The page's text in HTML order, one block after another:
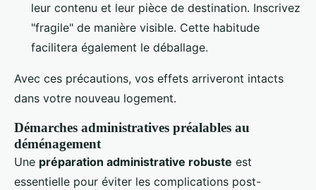
leur contenu et leur pièce de destination. Inscrivez
"fragile" de manière visible. Cette habitude
facilitera également le déballage.
Avec ces précautions, vos effets arriveront intacts
dans votre nouveau logement.
Démarches administratives préalables au
déménagement
Une préparation administrative robuste est
essentielle pour éviter les complications post-